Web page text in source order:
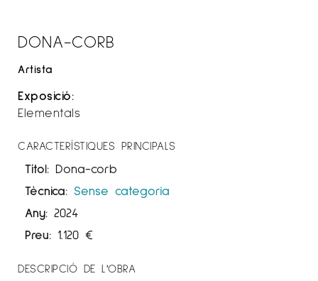
DONA-CORB
Artista
Exposició:
Elementals
CARACTERÍSTIQUES PRINCIPALS
Títol: Dona-corb
Tècnica: Sense categoria
Any: 2024
Preu: 1.120 €
DESCRIPCIÓ DE L'OBRA